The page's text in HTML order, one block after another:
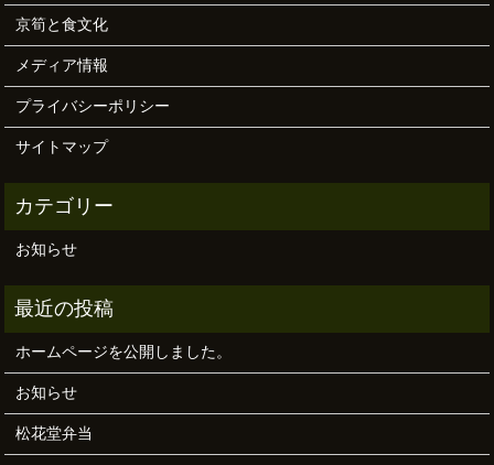
京筍と食文化
メディア情報
プライバシーポリシー
サイトマップ
お知らせ
ホームページを公開しました。
お知らせ
松花堂弁当